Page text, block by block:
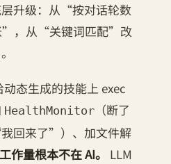
升级：从“按对话轮数
，从“关键词匹配”改
动态生成的技能上 exec
HealthMonitor （断了
回来了”）、加文件解
作量根本不在 AI。 LLM